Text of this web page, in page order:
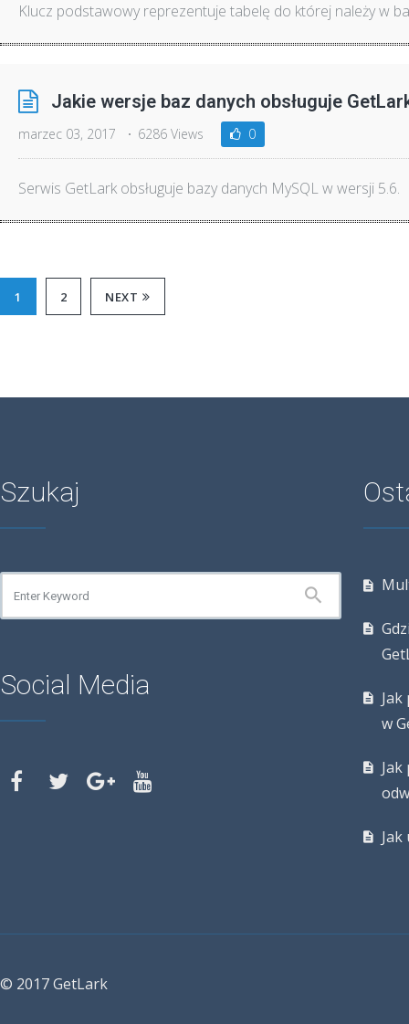
Klucz podstawowy reprezentuje tabelę do której należy w
Jakie wersje baz danych obsługuje
marzec 03, 2017 6286 Views 0
Serwis GetLark obsługuje bazy danych MySQL w wersji 5.6.
1 2 NEXT
Szukaj
Social Media
w
Jak
© 2017 GetLark